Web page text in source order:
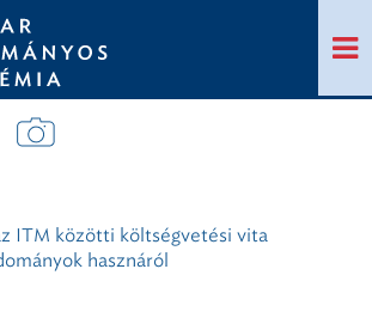
ITM közötti költségvetési vita
hasznáról